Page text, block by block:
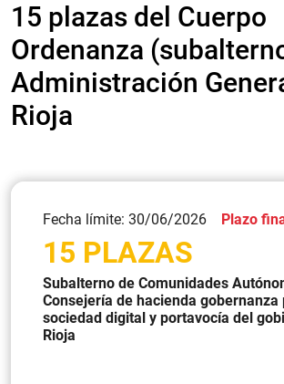
15 plazas del Cuerpo
Ordenanza
Administración
Rioja
Fecha límite: 30/06/2026 Plazo
15 PLAZAS
Subalterno de Comunidades
Consejería de hacienda gobernanza
sociedad digital y portavocía del
Rioja